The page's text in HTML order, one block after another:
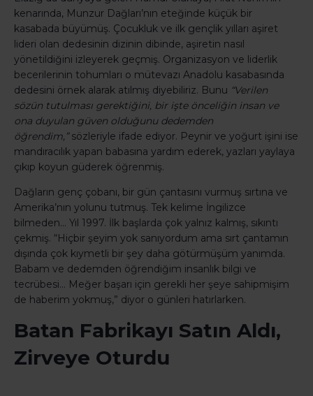
kenarında, Munzur Dağları’nın eteğinde küçük bir
kasabada büyümüş. Çocukluk ve ilk gençlik yılları aşiret
lideri olan dedesinin dizinin dibinde, aşiretin nasıl
yönetildiğini izleyerek geçmiş. Organizasyon ve liderlik
becerilerinin tohumları o mütevazı Anadolu kasabasında
dedesini örnek alarak atılmış diyebiliriz. Bunu “Verilen
sözün tutulması gerektiğini, bir işte önceliğin insan ve
ona duyulan güven olduğunu dedemden
öğrendim,”sözleriyle ifade ediyor. Peynir ve yoğurt işini ise
mandıracılık yapan babasına yardım ederek, yazları yaylaya
çıkıp koyun güderek öğrenmiş.
Dağların genç çobanı, bir gün çantasını vurmuş sırtına ve
Amerika’nın yolunu tutmuş. Tek kelime İngilizce
bilmeden… Yıl 1997. İlk başlarda çok yalnız kalmış, sıkıntı
çekmiş. “Hiçbir şeyim yok sanıyordum ama sırt çantamın
dışında çok kıymetli bir şey daha götürmüşüm yanımda.
Babam ve dedemden öğrendiğim insanlık bilgi ve
tecrübesi… Meğer başarı için gerekli her şeye sahipmişim
de haberim yokmuş,” diyor o günleri hatırlarken.
Batan Fabrikayı Satın Aldı,
Zirveye Oturdu